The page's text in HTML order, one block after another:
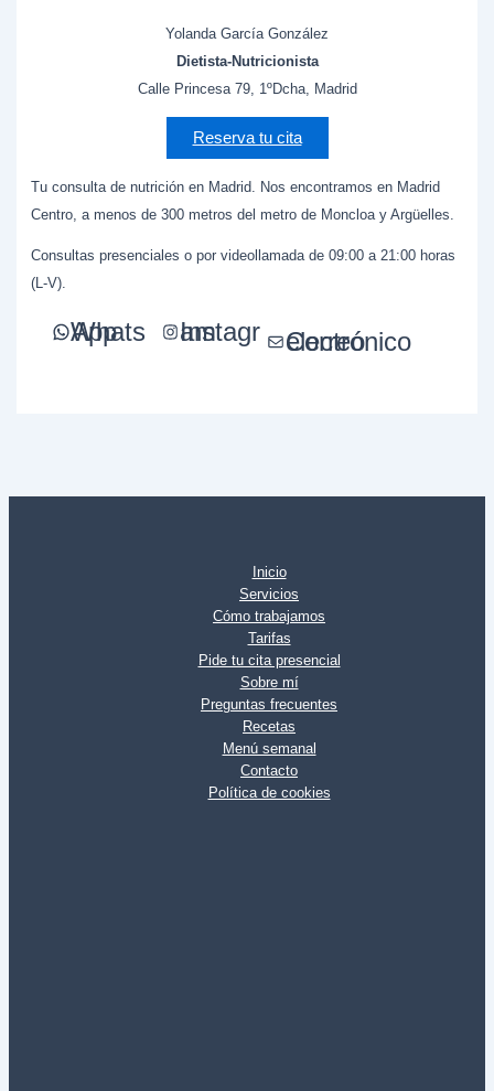
Yolanda García González
Dietista-Nutricionista
Calle Princesa 79, 1ºDcha, Madrid
Reserva tu cita
Tu consulta de nutrición en Madrid. Nos encontramos en Madrid
Centro, a menos de 300 metros del metro de Moncloa y Argüelles.
Consultas presenciales o por videollamada de 09:00 a 21:00 horas
(L-V).
WhatsApp Instagram Correo electrónico
Inicio
Servicios
Cómo trabajamos
Tarifas
Pide tu cita presencial
Sobre mí
Preguntas frecuentes
Recetas
Menú semanal
Contacto
Política de cookies